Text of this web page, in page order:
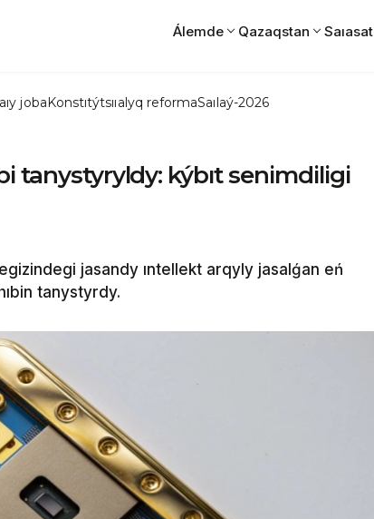
Álemde Qazaqstan Saıasat
jobaKonstıtýtsııalyq reformaSaılaý-2026
tanystyryldy: kýbıt senimdiligi
jasandy ıntellekt arqyly jasalǵan eń
tanystyrdy.